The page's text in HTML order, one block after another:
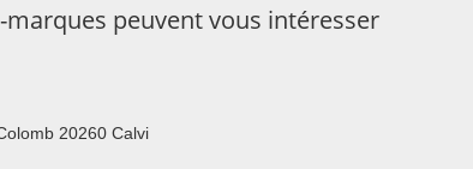
peuvent vous intéresser
20260 Calvi